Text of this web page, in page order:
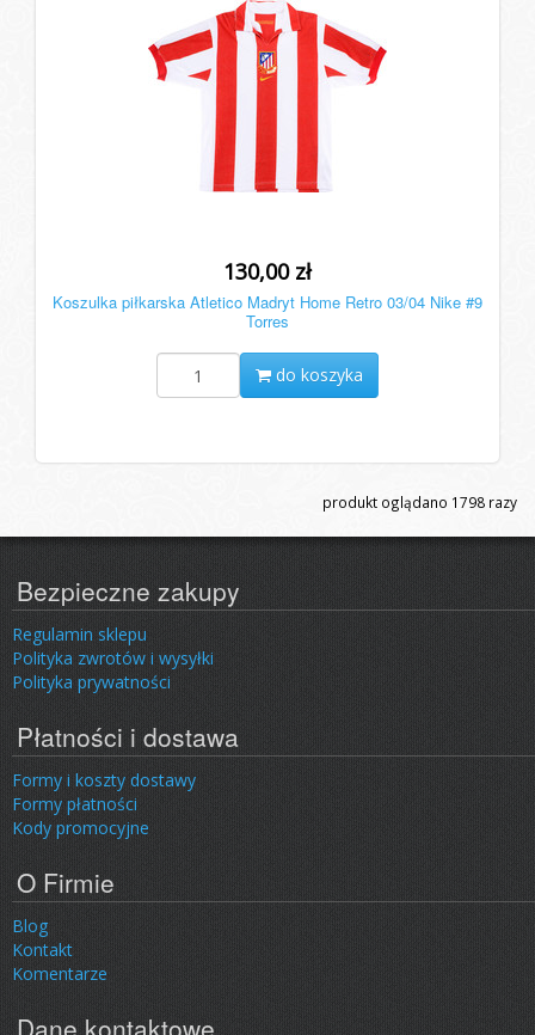
130,00 zł
Koszulka piłkarska Atletico Madryt Home Retro 03/04 Nike #9
Torres
do koszyka
produkt oglądano 1798 razy
Bezpieczne zakupy
Regulamin sklepu
Polityka zwrotów i wysyłki
Polityka prywatności
Płatności i dostawa
Formy i koszty dostawy
Formy płatności
Kody promocyjne
O Firmie
Blog
Kontakt
Komentarze
Dane kontaktowe